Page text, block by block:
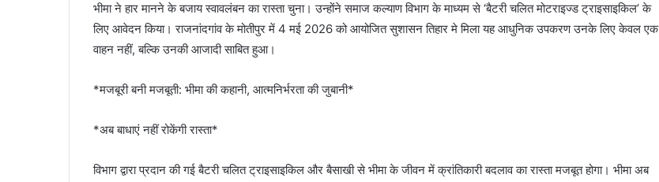
​भीमा ने हार मानने के बजाय स्वावलंबन का रास्ता चुना। उन्होंने समाज कल्याण विभाग के माध्यम से ‘बैटरी चलित मोटराइज्ड ट्राइसाइकिल’ के
लिए आवेदन किया। राजनांदगांव के मोतीपुर में 4 मई 2026 को आयोजित सुशासन तिहार मे मिला यह आधुनिक उपकरण उनके लिए केवल एक
वाहन नहीं, बल्कि उनकी आजादी साबित हुआ।
*मजबूरी बनी मजबूती: भीमा की कहानी, आत्मनिर्भरता की जुबानी*
*अब बाधाएं नहीं रोकेंगी रास्ता*
विभाग द्वारा प्रदान की गई बैटरी चलित ट्राइसाइकिल और बैसाखी से भीमा के जीवन में क्रांतिकारी बदलाव का रास्ता मजबूत होगा। भीमा अब